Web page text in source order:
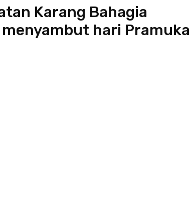
Karang Bahagia
hari Pramuka